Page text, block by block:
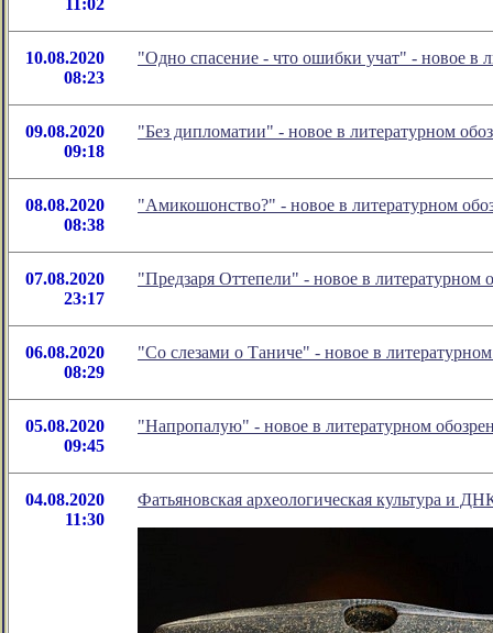
11:02
10.08.2020
08:23
"Одно спасение - что ошибки учат" - новое в
09.08.2020
09:18
"Без дипломатии" - новое в литературном
08.08.2020
08:38
"Амикошонство?" - новое в литературном
07.08.2020
23:17
"Предзаря Оттепели" - новое в
06.08.2020
08:29
"Со слезами о Таниче" - новое в
05.08.2020
09:45
"Напропалую" - новое в литературном
04.08.2020
11:30
Фатьяновская археологическая культура и